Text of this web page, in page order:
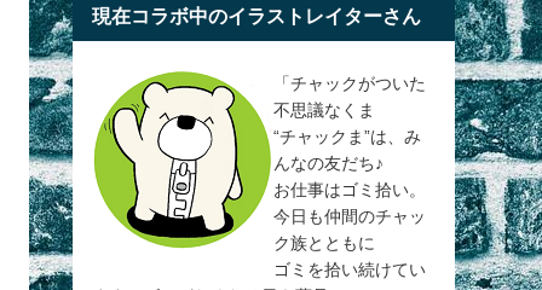
現在コラボ中のイラストレイターさん
「チャックがついた
不思議なくま
“チャックま”は、み
んなの友だち♪
お仕事はゴミ拾い。
今日も仲間のチャッ
ク族とともに
ゴミを拾い続けてい